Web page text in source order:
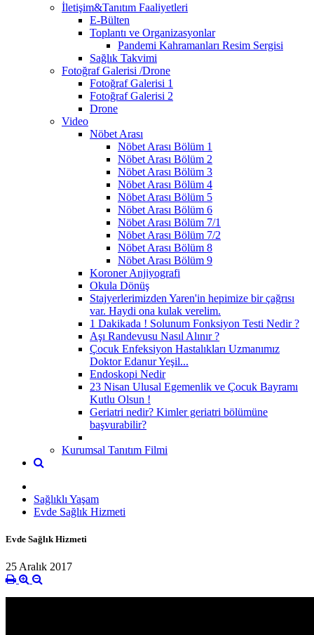
İletişim&Tanıtım Faaliyetleri
E-Bülten
Toplantı ve Organizasyonlar
Pandemi Kahramanları Resim Sergisi
Sağlık Takvimi
Fotoğraf Galerisi /Drone
Fotoğraf Galerisi 1
Fotoğraf Galerisi 2
Drone
Video
Nöbet Arası
Nöbet Arası Bölüm 1
Nöbet Arası Bölüm 2
Nöbet Arası Bölüm 3
Nöbet Arası Bölüm 4
Nöbet Arası Bölüm 5
Nöbet Arası Bölüm 6
Nöbet Arası Bölüm 7/1
Nöbet Arası Bölüm 7/2
Nöbet Arası Bölüm 8
Nöbet Arası Bölüm 9
Koroner Anjiyografi
Okula Dönüş
Stajyerlerimizden Yaren'in hepimize bir çağrısı
var. Haydi ona kulak verelim.
1 Dakikada ! Solunum Fonksiyon Testi Nedir ?
Aşı Randevusu Nasıl Alınır ?
Çocuk Enfeksiyon Hastalıkları Uzmanımız
Doktor Edanur Yeşil...
Endoskopi Nedir
23 Nisan Ulusal Egemenlik ve Çocuk Bayramı
Kutlu Olsun !
Geriatri nedir? Kimler geriatri bölümüne
başvurabilir?
Kurumsal Tanıtım Filmi
Sağlıklı Yaşam
Evde Sağlık Hizmeti
Evde Sağlık Hizmeti
25 Aralık 2017